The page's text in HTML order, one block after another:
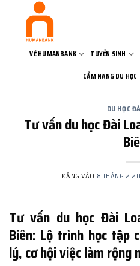
VỀ HUMANBANK TUYỂN SINH
CẨM NANG DU HỌC
DU HỌC
Tư vấn du học Đài
ĐĂNG VÀO 8 THÁNG 2
Tư vấn du học Đài
Biên: Lộ trình học tập
lý, cơ hội việc làm rộng